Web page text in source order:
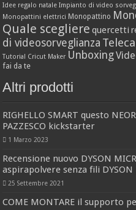
Idee regalo natale Impianto di video
Monopattini elettrici Monopattino
Quale scegliere quercetti
di videosorveglianza
Tutorial Cricut Maker Unboxing
fai da te
Altri prodotti
RIGHELLO SMART questo
PAZZESCO kickstarter
1 Marzo 2023
Recensione nuovo DYSON
aspirapolvere senza fili
25 Settembre 2021
COME MONTARE il supporto